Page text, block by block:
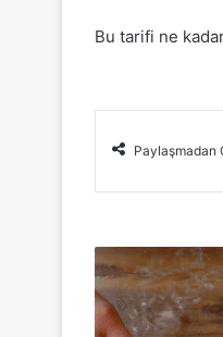
Bu tarifi ne
Paylaşmadan
Peynirli
Katmer
Tarifi